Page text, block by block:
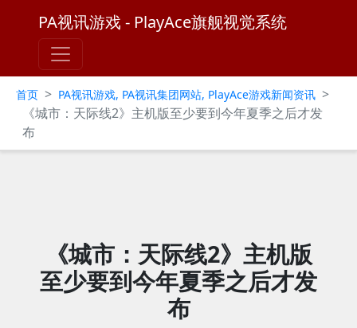
PA视讯游戏 - PlayAce旗舰视觉系统
首页 > PA视讯游戏, PA视讯集团网站, PlayAce游戏新闻资讯 >
《城市：天际线2》主机版至少要到今年夏季之后才发
布
《城市：天际线2》主机版
至少要到今年夏季之后才发
布